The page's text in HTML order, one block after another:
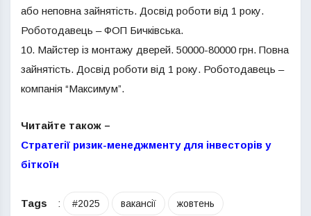
або неповна зайнятість. Досвід роботи від 1 року.
Роботодавець – ФОП Бичківська.
10. Майстер із монтажу дверей. 50000-80000 грн. Повна
зайнятість. Досвід роботи від 1 року. Роботодавець –
компанія “Максимум”.
Читайте також –
Стратегії ризик-менеджменту для інвесторів у
біткоїн
Tags : #2025 вакансії жовтень